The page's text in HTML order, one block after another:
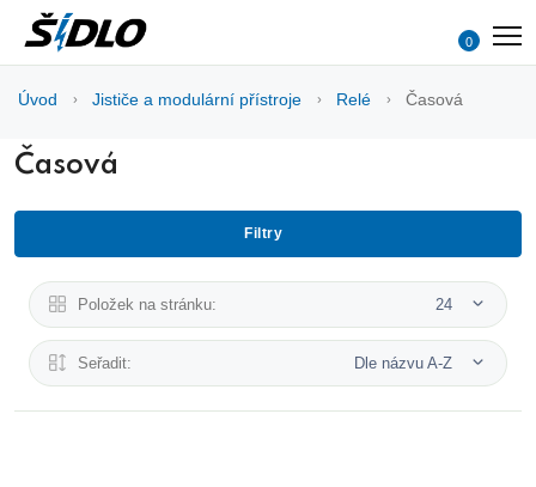
0
Úvod Jističe a modulární přístroje Relé Časová
Časová
Filtry
Položek na stránku: 24
Seřadit: Dle názvu A-Z